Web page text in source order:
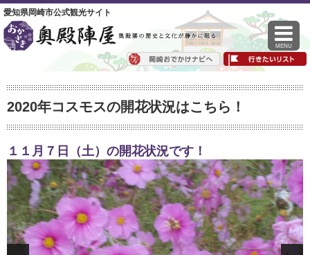
愛知県岡崎市公式観光サイト
MENU
2020年コスモスの開花状況はこちら！
１１月７日（土）の開花状況です！